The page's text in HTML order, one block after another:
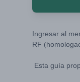
Ingresar al
RF
Esta guía